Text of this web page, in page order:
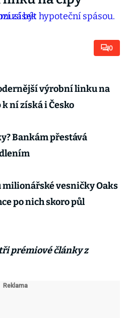
0
výrobní linku na
ní získá i Česko
Bankám přestává
vesničky Oaks
po nich skoro půl
prémiové články z